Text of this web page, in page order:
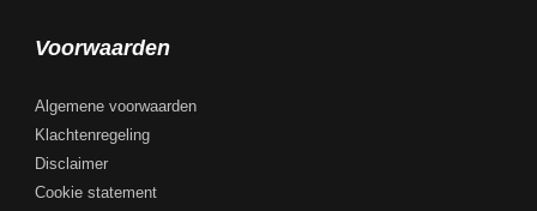
Voorwaarden
Algemene voorwaarden
Klachtenregeling
Disclaimer
Cookie statement